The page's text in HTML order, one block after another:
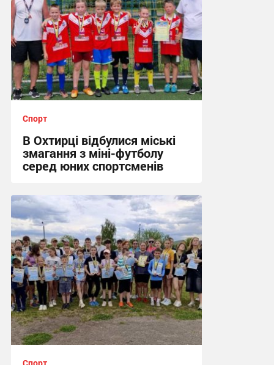
Спорт
В Охтирці відбулися міські
змагання з міні-футболу
серед юних спортсменів
12:09, 15.06.2026